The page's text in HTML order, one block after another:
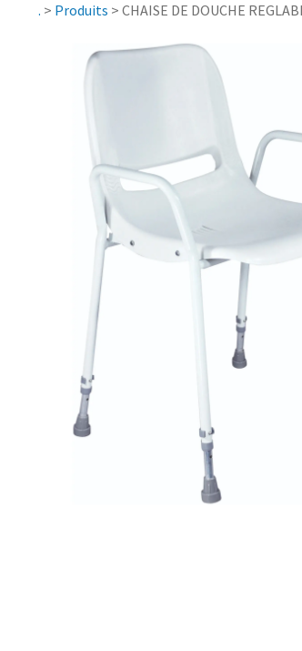
. > Produits > CHAISE DE DOUCHE